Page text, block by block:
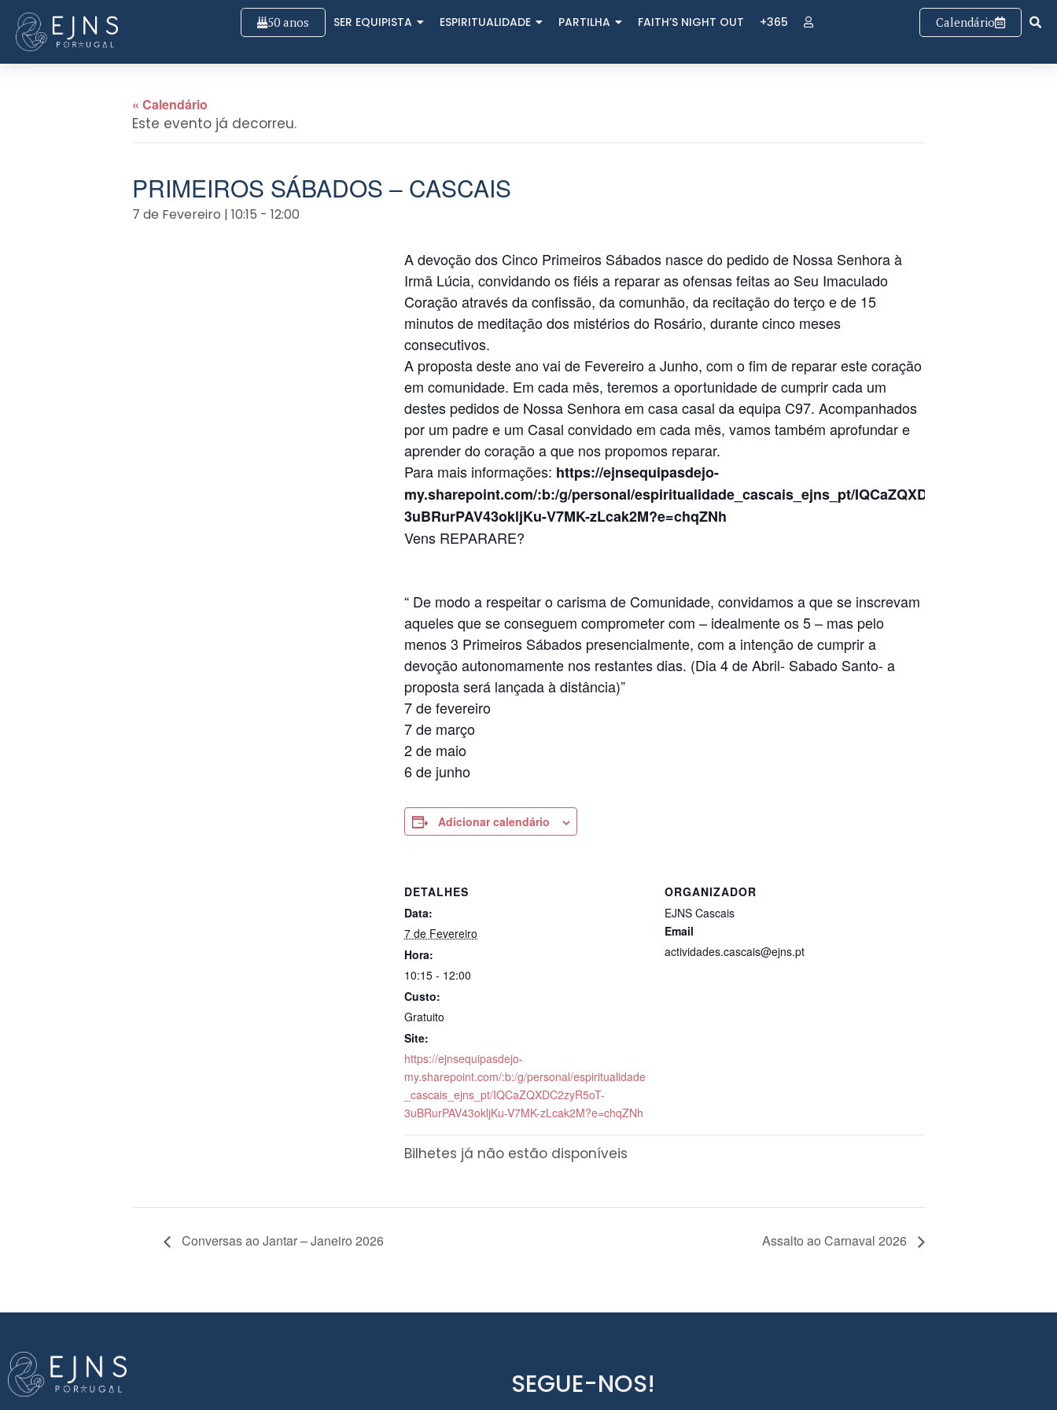
50 anos SER EQUIPISTA ESPIRITUALIDADE PARTILHA FAITH’S NIGHT OUT +365 Calendário
« Calendário
Este evento já decorreu.
PRIMEIROS SÁBADOS – CASCAIS
7 de Fevereiro | 10:15 - 12:00
A devoção dos Cinco Primeiros Sábados nasce do pedido de Nossa Senhora à
Irmã Lúcia, convidando os fiéis a reparar as ofensas feitas ao Seu Imaculado
Coração através da confissão, da comunhão, da recitação do terço e de 15
minutos de meditação dos mistérios do Rosário, durante cinco meses
consecutivos.
A proposta deste ano vai de Fevereiro a Junho, com o fim de reparar este coração
em comunidade. Em cada mês, teremos a oportunidade de cumprir cada um
destes pedidos de Nossa Senhora em casa casal da equipa C97. Acompanhados
por um padre e um Casal convidado em cada mês, vamos também aprofundar e
aprender do coração a que nos propomos reparar.
Para mais informações: https://ejnsequipasdejo-
my.sharepoint.com/:b:/g/personal/espiritualidade_cascais_ejns_pt/IQCaZQXDC2zyR5oT-
3uBRurPAV43okljKu-V7MK-zLcak2M?e=chqZNh
Vens REPARARE?
“ De modo a respeitar o carisma de Comunidade, convidamos a que se inscrevam
aqueles que se conseguem comprometer com – idealmente os 5 – mas pelo
menos 3 Primeiros Sábados presencialmente, com a intenção de cumprir a
devoção autonomamente nos restantes dias. (Dia 4 de Abril- Sabado Santo- a
proposta será lançada à distância)”
7 de fevereiro
7 de março
2 de maio
6 de junho
Adicionar calendário
DETALHES
Data:
7 de Fevereiro
Hora:
10:15 - 12:00
Custo:
Gratuito
Site:
https://ejnsequipasdejo-
my.sharepoint.com/:b:/g/personal/espiritualidade
_cascais_ejns_pt/IQCaZQXDC2zyR5oT-
3uBRurPAV43okljKu-V7MK-zLcak2M?e=chqZNh
ORGANIZADOR
EJNS Cascais
Email
actividades.cascais@ejns.pt
Bilhetes já não estão disponíveis
Conversas ao Jantar – Janeiro 2026 Assalto ao Carnaval 2026
SEGUE-NOS!